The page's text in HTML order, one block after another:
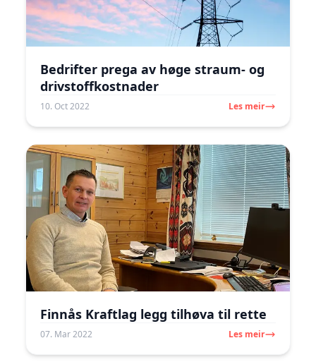
Bedrifter prega av høge straum- og
drivstoffkostnader
10. Oct 2022 Les meir
Finnås Kraftlag legg tilhøva til rette
07. Mar 2022 Les meir